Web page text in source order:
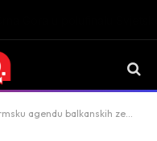
balkanskih zemalja prije prvih isplata